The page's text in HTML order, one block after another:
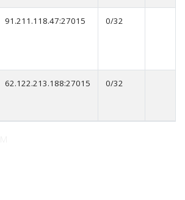
91.211.118.47:27015 0/32
62.122.213.188:27015 0/32